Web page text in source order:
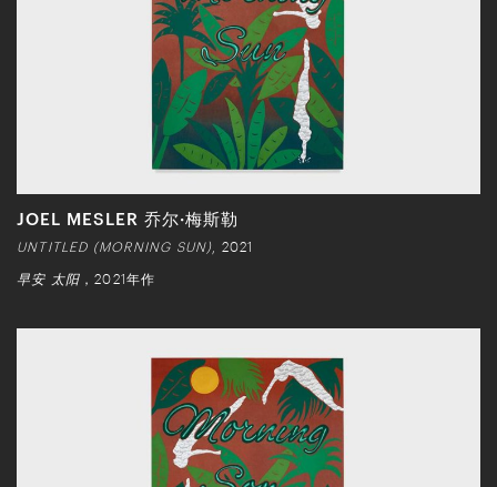
JOEL MESLER 乔尔·梅斯勒
UNTITLED (MORNING SUN) , 2021
早安 太阳 ，2021年作